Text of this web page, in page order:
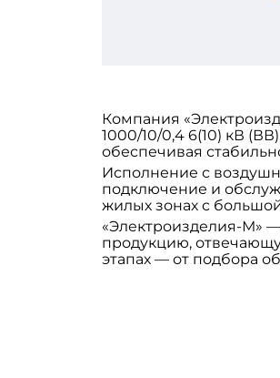
Компания
1000/10/0,4 6(10) кВ
обеспечивая
Исполнение с
подключение и
жилых зонах с
«Электроизделия-М»
продукцию,
этапах — от подбора